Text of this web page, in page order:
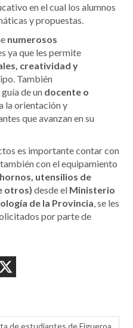
en el cual los alumnos
y propuestas.
numerosos
ya que les permite
creatividad y
También
de un docente o
la orientación y
que avanzan en su
es importante contar con
con el equipamiento
utensilios de
otros) desde el Ministerio
de la Provincia, se les
por parte de